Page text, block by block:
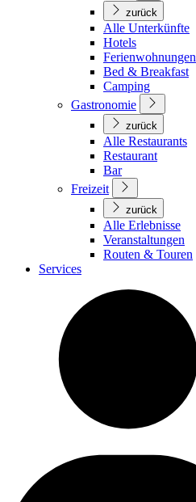
zurück
Alle Unterkünfte
Hotels
Ferienwohnungen
Bed & Breakfast
Camping
Gastronomie
zurück
Alle Restaurants
Restaurant
Bar
Freizeit
zurück
Alle Erlebnisse
Veranstaltungen
Routen & Touren
Services